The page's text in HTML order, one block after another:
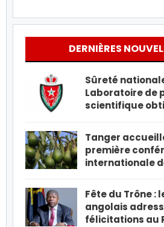
DERNIÈRES
Sûreté
Laboratoire de
scientifique
Tanger
première
internationale
Fête du Trône :
angolais
félicitations au